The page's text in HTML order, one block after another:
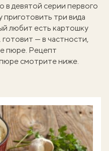
в девятой серии первого
приготовить три вида
любит есть картошку
— в частности,
пюре. Рецепт
смотрите ниже.